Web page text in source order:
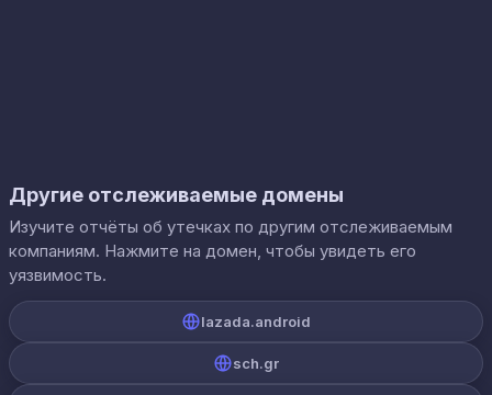
Другие отслеживаемые домены
Изучите отчёты об утечках по другим отслеживаемым
компаниям. Нажмите на домен, чтобы увидеть его
уязвимость.
lazada.android
sch.gr